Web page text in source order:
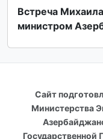
Встреча
министром
Сайт
Министерства